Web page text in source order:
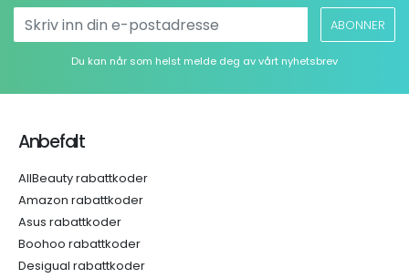
ABONNER
Du kan når som helst melde deg av vårt nyhetsbrev
Anbefalt
AllBeauty rabattkoder
Amazon rabattkoder
Asus rabattkoder
Boohoo rabattkoder
Desigual rabattkoder